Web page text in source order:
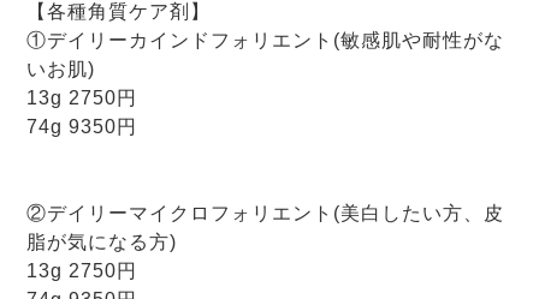
【各種角質ケア剤】
①デイリーカインドフォリエント(敏感肌や耐性がな
いお肌)
13g 2750円
74g 9350円
②デイリーマイクロフォリエント(美白したい方、皮
脂が気になる方)
13g 2750円